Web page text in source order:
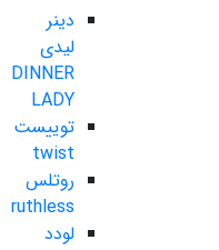
دینر
لیدی
DINNER
LADY
توییست
twist
روتلس
ruthless
لودد